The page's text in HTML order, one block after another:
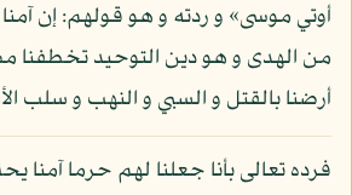
أوتي موسى» و ردته و هو قولهم: إن
من الهدى و هو دين التوحيد تخطفنا
أرضنا بالقتل و السبي و النهب و سلب
فرده تعالى بأنا جعلنا لهم حرما آمنا